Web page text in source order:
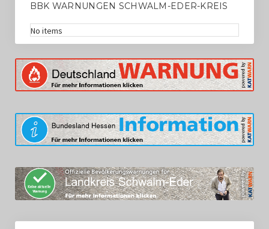
BBK WARNUNGEN SCHWALM-EDER-KREIS
No items